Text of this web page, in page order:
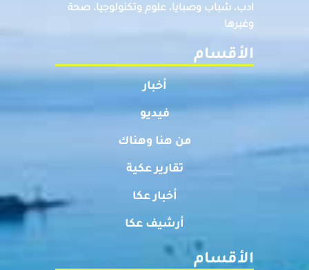
ادب، شباب وصبايا، علوم وتكنولوجيا، صحة
وغيرها
الأقسام
أخبار
فيديو
من هنا وهناك
تقارير عكية
أخبار عكا
أرشيف عكا
الأقسام